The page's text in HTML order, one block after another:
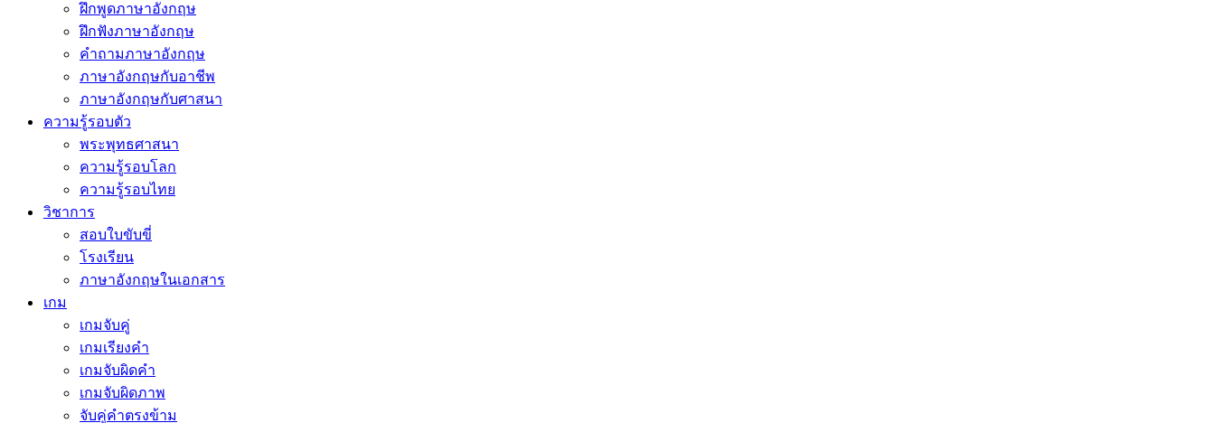
ฝึกพูดภาษาอังกฤษ
ฝึกฟังภาษาอังกฤษ
คำถามภาษาอังกฤษ
ภาษาอังกฤษกับอาชีพ
ภาษาอังกฤษกับศาสนา
ความรู้รอบตัว
พระพุทธศาสนา
ความรู้รอบโลก
ความรู้รอบไทย
วิชาการ
สอบใบขับขี่
โรงเรียน
ภาษาอังกฤษในเอกสาร
เกม
เกมจับคู่
เกมเรียงคำ
เกมจับผิดคำ
เกมจับผิดภาพ
จับคู่คำตรงข้าม